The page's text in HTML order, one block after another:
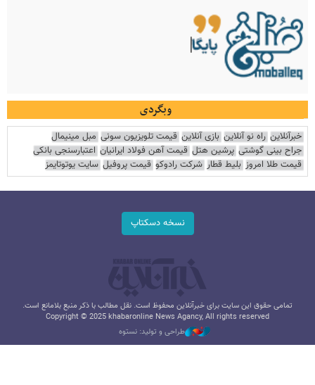
وبگردی
خبرآنلاین راه نو آنلاین بازی آنلاین قیمت تلویزیون سونی مبل مینیمال
جراح بینی گوشتی پرشین هتل قیمت آهن فولاد ایرانیان اعتبارسنجی بانکی
قیمت طلا امروز بلیط قطار شرکت رادوکو قیمت پروفیل سایت یوتوتایمز
نسخه دسکتاپ
تمامی حقوق این سایت برای خبرآنلاین محفوظ است. نقل مطالب با ذکر منبع بلامانع است.
Copyright © 2025 khabaronline News Agancy, All rights reserved
طراحی و تولید: نستوه